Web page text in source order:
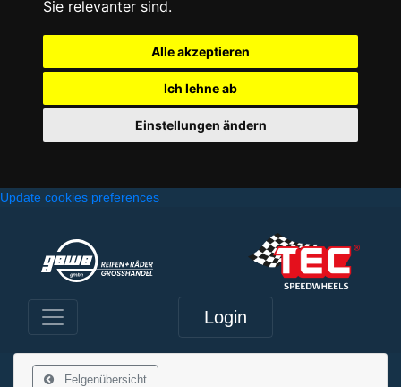
Sie relevanter sind.
Alle akzeptieren
Ich lehne ab
Einstellungen ändern
Update cookies preferences
Login
Felgenübersicht